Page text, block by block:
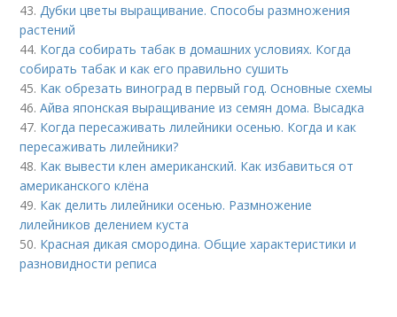
43.Дубки цветы выращивание. Способы размножения
растений
44. Когда собирать табак в домашних условиях. Когда
собирать табак и как его правильно сушить
45. Как обрезать виноград в первый год. Основные схемы
46.Айва японская выращивание из семян дома. Высадка
47. Когда пересаживать лилейники осенью. Когда и как
пересаживать лилейники?
48. Как вывести клен американский. Как избавиться от
американского клёна
49. Как делить лилейники осенью. Размножение
лилейников делением куста
50. Красная дикая смородина. Общие характеристики и
разновидности реписа